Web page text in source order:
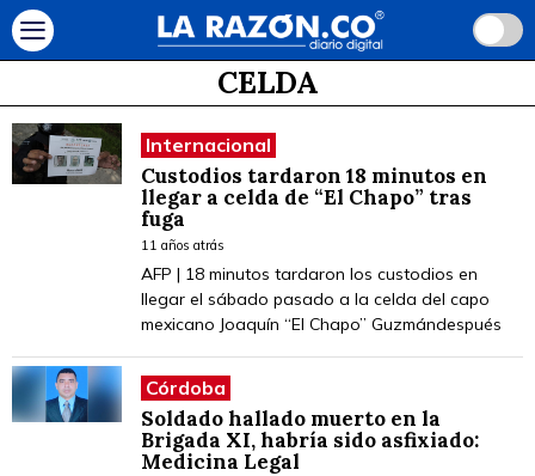
CELDA
Internacional
Custodios tardaron 18 minutos en
llegar a celda de “El Chapo” tras
fuga
11 años atrás
AFP | 18 minutos tardaron los custodios en
llegar el sábado pasado a la celda del capo
mexicano Joaquín “El Chapo” Guzmándespués
Córdoba
Soldado hallado muerto en la
Brigada XI, habría sido asfixiado:
Medicina Legal